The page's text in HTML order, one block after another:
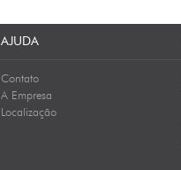
AJUDA
Contato
A Empresa
Localização